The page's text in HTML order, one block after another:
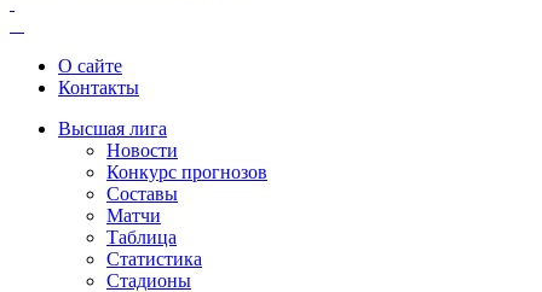
О сайте
Контакты
Высшая лига
Новости
Конкурс прогнозов
Составы
Матчи
Таблица
Статистика
Стадионы